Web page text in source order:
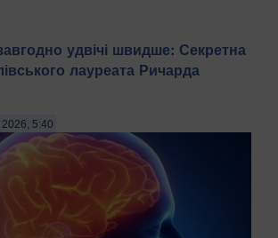
удвічі швидше: Секретна
лауреата Ричарда
5:40